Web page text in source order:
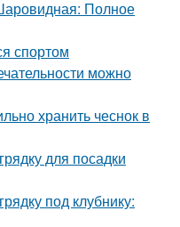
Полное
спортом
можно
хранить чеснок в
для посадки
под клубнику: